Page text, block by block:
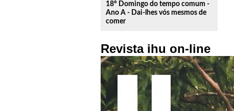
18º Domingo do tempo comum -
Ano A - Dai-lhes vós mesmos de
comer
Revista ihu on-line